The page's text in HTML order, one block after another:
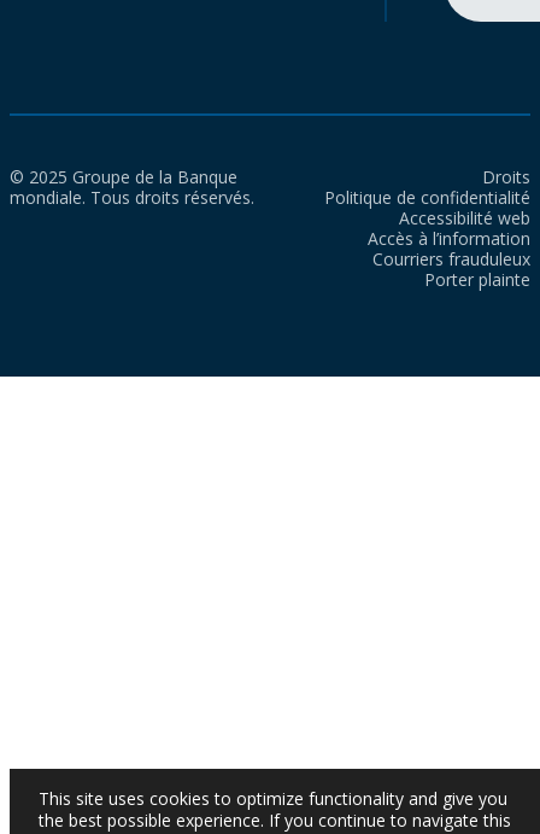
© 2025 Groupe de la Banque
mondiale. Tous droits réservés.
Droits
Politique de confidentialité
Accessibilité web
Accès à l’information
Courriers frauduleux
Porter plainte
This site uses cookies to optimize functionality and give you
the best possible experience. If you continue to navigate this